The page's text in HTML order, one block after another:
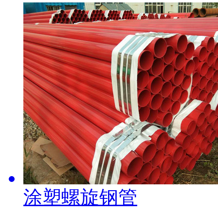
涂塑螺旋钢管